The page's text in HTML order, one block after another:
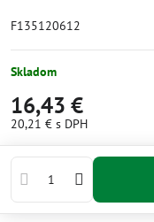
F135120612
Skladom
16,43 €
20,21 € s DPH